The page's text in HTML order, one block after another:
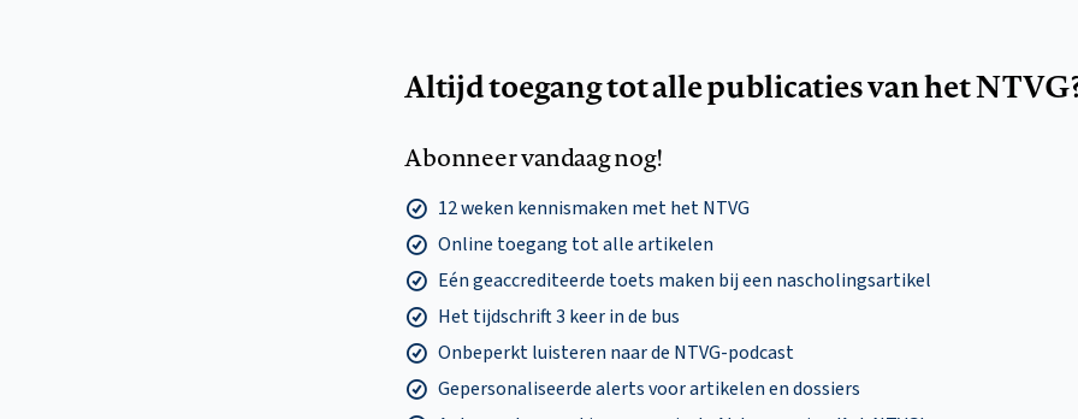
Altijd toegang tot alle publicaties van het
Abonneer vandaag nog!
12 weken kennismaken met het NTVG
Online toegang tot alle artikelen
Eén geaccrediteerde toets maken bij een nascholingsartikel
Het tijdschrift 3 keer in de bus
Onbeperkt luisteren naar de NTVG-podcast
Gepersonaliseerde alerts voor artikelen en dossiers